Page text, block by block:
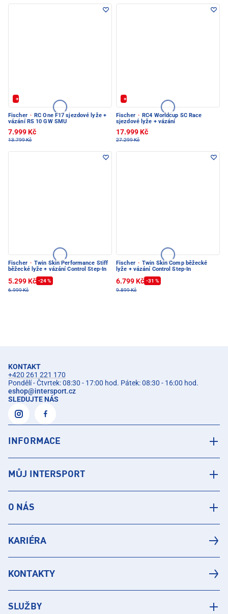
+ Extra Sleva 20%
Fischer · RC One F17 sjezdové lyže +
vázání RS 10 GW SMU
7.999 Kč
13.799 Kč
+ Extra Sleva 20%
Fischer · RC4 Worldcup SC Race
sjezdové lyže + vázání
17.999 Kč
27.299 Kč
Fischer · Twin Skin Performance Stiff
běžecké lyže + vázání Control Step-In
5.299 Kč -24 %
6.999 Kč
Fischer · Twin Skin Comp běžecké
lyže + vázání Control Step-In
6.799 Kč -31 %
9.899 Kč
KONTAKT
+420 261 221 170
Pondělí - Čtvrtek: 08:30 - 17:00 hod. Pátek: 08:30 - 16:00 hod.
eshop@intersport.cz
SLEDUJTE NÁS
INFORMACE
MŮJ INTERSPORT
O NÁS
KARIÉRA
KONTAKTY
SLUŽBY